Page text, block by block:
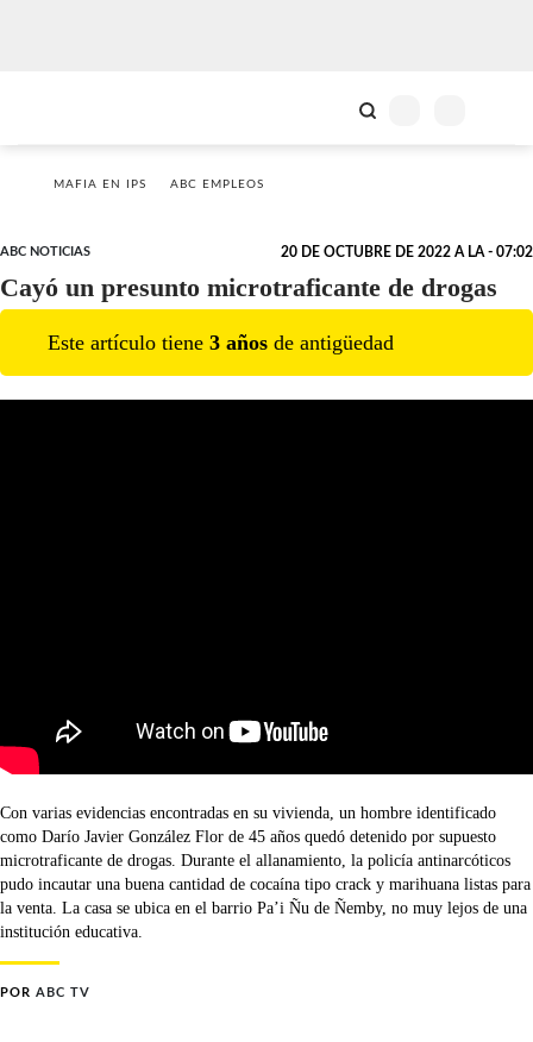
MAFIA EN IPS ABC EMPLEOS
ABC NOTICIAS 20 DE OCTUBRE DE 2022 A LA - 07:02
Cayó un presunto microtraficante de drogas
Este artículo tiene 3 años de antigüedad
Con varias evidencias encontradas en su vivienda, un hombre identificado
como Darío Javier González Flor de 45 años quedó detenido por supuesto
microtraficante de drogas. Durante el allanamiento, la policía antinarcóticos
pudo incautar una buena cantidad de cocaína tipo crack y marihuana listas para
la venta. La casa se ubica en el barrio Pa’i Ñu de Ñemby, no muy lejos de una
institución educativa.
POR ABC TV